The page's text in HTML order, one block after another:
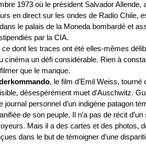
1973 où le président Salvador Allende,
en direct sur les ondes de Radio Chile,
le palais de la Moneda bombardé et
par la CIA.
dont les traces ont été elles-mêmes
cinéma un défi considérable. Rien à
que le manque.
, le film d’Emil Weiss, tourné
désespérément muet d’Auschwitz.
journal personnel d’un indigène patagon
de son peuple. Il n’a pas de récit
Mais il a des cartes et des photos,
dans le but de témoigner d’une